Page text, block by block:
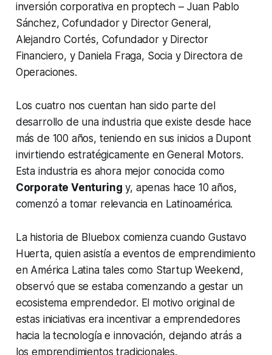
inversión corporativa en proptech – Juan Pablo
Sánchez, Cofundador y Director General,
Alejandro Cortés, Cofundador y Director
Financiero, y Daniela Fraga, Socia y Directora de
Operaciones.
Los cuatro nos cuentan han sido parte del
desarrollo de una industria que existe desde hace
más de 100 años, teniendo en sus inicios a Dupont
invirtiendo estratégicamente en General Motors.
Esta industria es ahora mejor conocida como
Corporate Venturing y, apenas hace 10 años,
comenzó a tomar relevancia en Latinoamérica.
La historia de Bluebox comienza cuando Gustavo
Huerta, quien asistía a eventos de emprendimiento
en América Latina tales como Startup Weekend ,
observó que se estaba comenzando a gestar un
ecosistema emprendedor. El motivo original de
estas iniciativas era incentivar a emprendedores
hacia la tecnología e innovación, dejando atrás a
los emprendimientos tradicionales.